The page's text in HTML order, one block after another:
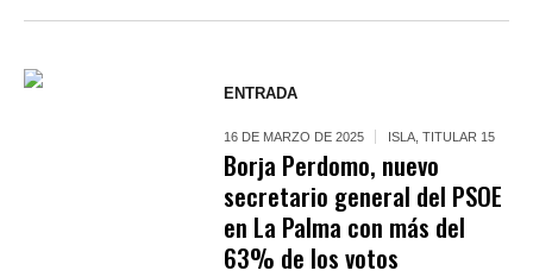
ENTRADA
16 DE MARZO DE 2025 ISLA ,TITULAR 15
Borja Perdomo, nuevo
secretario general del PSOE
en La Palma con más del
63% de los votos